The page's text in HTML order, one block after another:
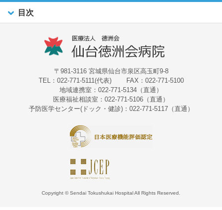
目次
〒981-3116 宮城県仙台市泉区高玉町9-8
TEL：022-771-5111(代表)
FAX：022-771-5100
地域連携室：022-771-5134（直通）
医療福祉相談室：022-771-5106（直通）
予防医学センター(ドック・健診)：022-771-5117（直通）
Copyright © Sendai Tokushukai Hospital All Rights Reserved.